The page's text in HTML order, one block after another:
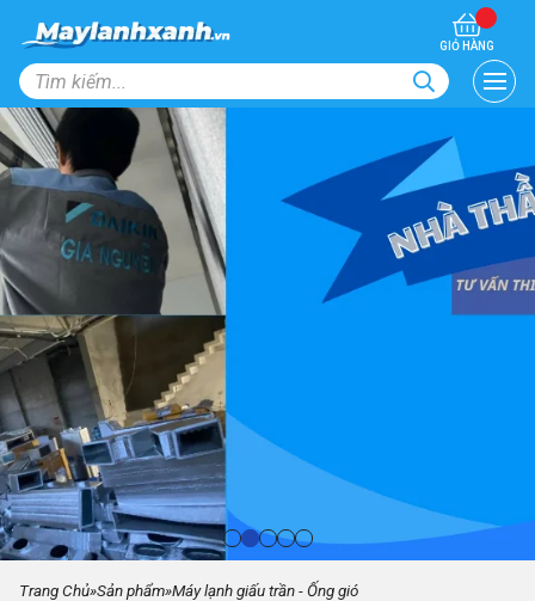
GIỎ HÀNG
Trang Chủ»Sản phẩm»Máy lạnh giấu trần - Ống gió